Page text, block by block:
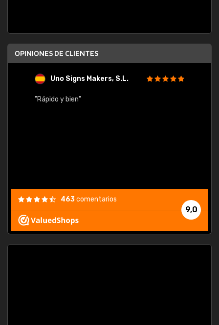
OPINIONES DE CLIENTES
Uno Signs Makers, S.L.
"Rápido y bien"
9,0
463comentarios